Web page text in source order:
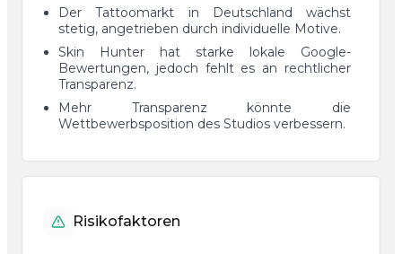
Der Tattoomarkt in Deutschland wächst
stetig, angetrieben durch individuelle Motive.
Skin Hunter hat starke lokale Google-
Bewertungen, jedoch fehlt es an rechtlicher
Transparenz.
Mehr Transparenz könnte die
Wettbewerbsposition des Studios verbessern.
Risikofaktoren